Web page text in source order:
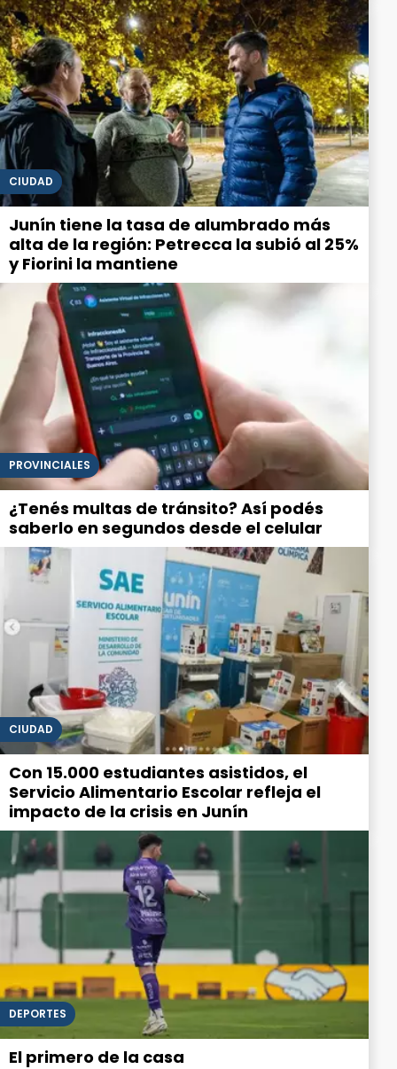
CIUDAD
Junín tiene la tasa de alumbrado más
alta de la región: Petrecca la subió al 25%
y Fiorini la mantiene
PROVINCIALES
¿Tenés multas de tránsito? Así podés
saberlo en segundos desde el celular
CIUDAD
Con 15.000 estudiantes asistidos, el
Servicio Alimentario Escolar refleja el
impacto de la crisis en Junín
DEPORTES
El primero de la casa